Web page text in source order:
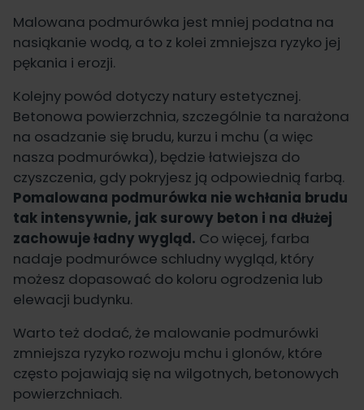
Malowana podmurówka jest mniej podatna na
nasiąkanie wodą, a to z kolei zmniejsza ryzyko jej
pękania i erozji.
Kolejny powód dotyczy natury estetycznej.
Betonowa powierzchnia, szczególnie ta narażona
na osadzanie się brudu, kurzu i mchu (a więc
nasza podmurówka), będzie łatwiejsza do
czyszczenia, gdy pokryjesz ją odpowiednią farbą.
Pomalowana podmurówka nie wchłania brudu
tak intensywnie, jak surowy beton i na dłużej
zachowuje ładny wygląd. Co więcej, farba
nadaje podmurówce schludny wygląd, który
możesz dopasować do koloru ogrodzenia lub
elewacji budynku.
Warto też dodać, że malowanie podmurówki
zmniejsza ryzyko rozwoju mchu i glonów, które
często pojawiają się na wilgotnych, betonowych
powierzchniach.